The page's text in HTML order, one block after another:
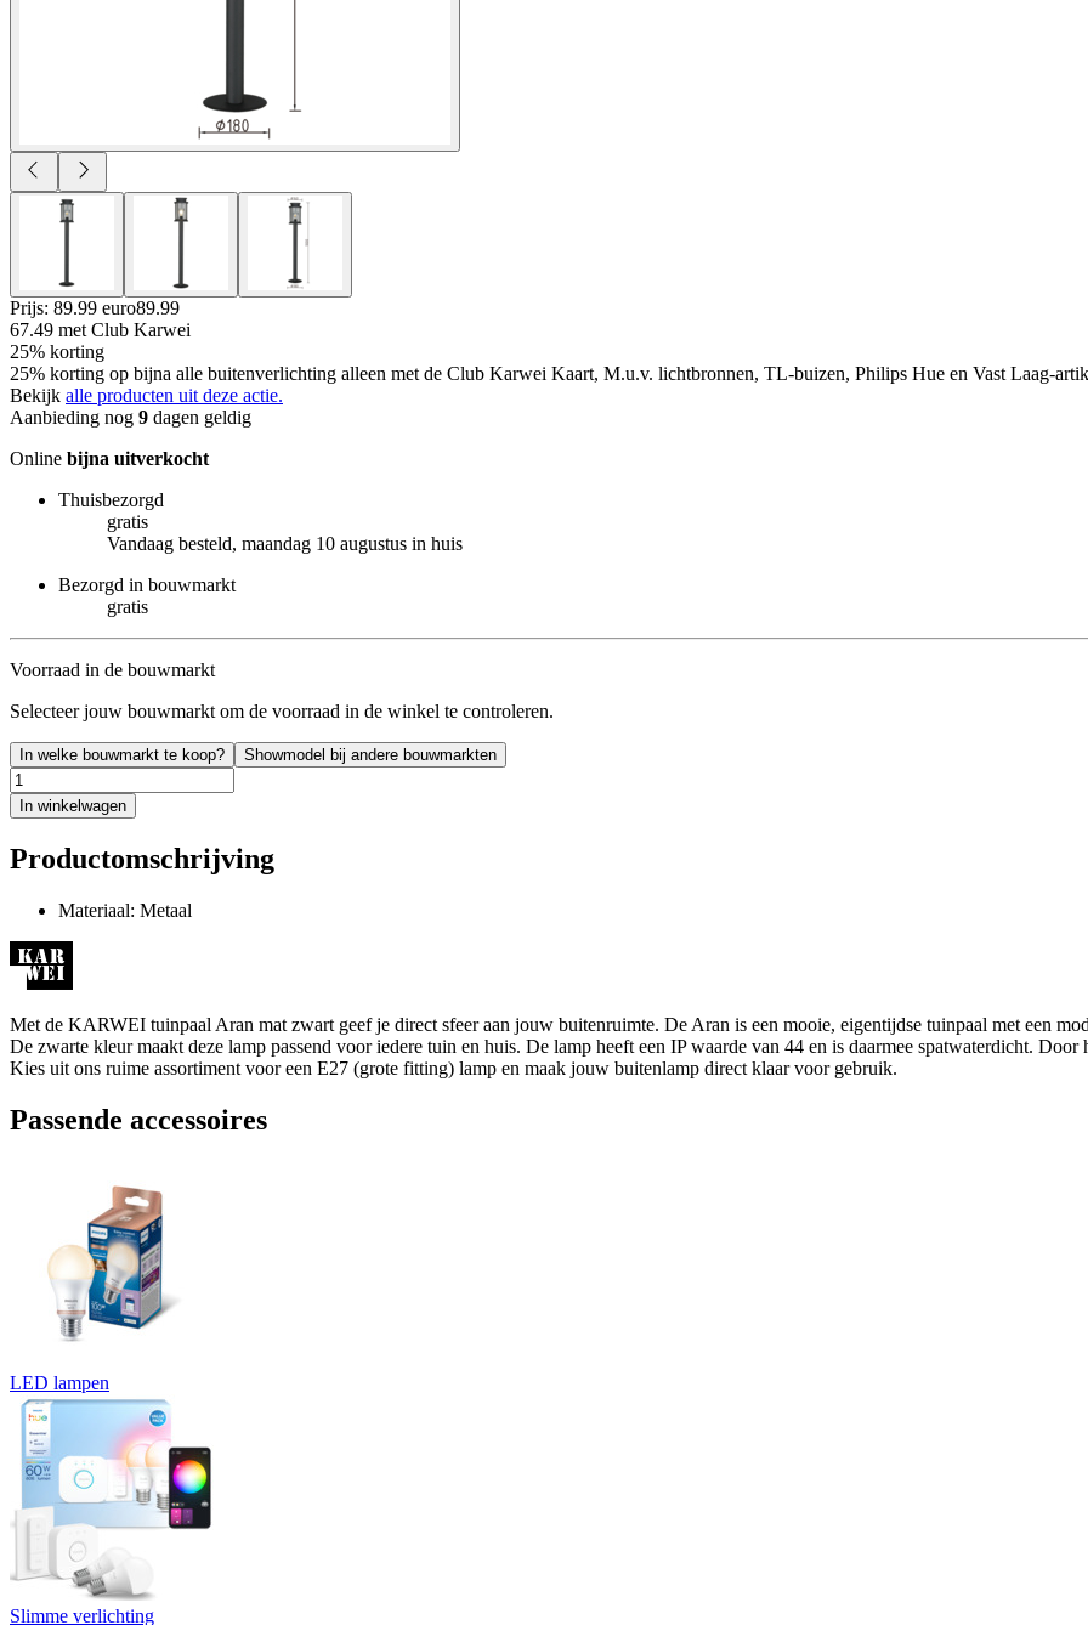
Prijs: 89.99 euro89.99
67.49 met Club Karwei
25% korting
25% korting op bijna alle buitenverlichting alleen met de Club Karwei Kaart, M.u.v. lichtbronnen, TL-buizen, Philips Hue en Vast Laag-
Bekijk alle producten uit deze actie.
Aanbieding nog 9 dagen geldig
Online bijna uitverkocht
Thuisbezorgd
gratis
Vandaag besteld, maandag 10 augustus in huis
Bezorgd in bouwmarkt
gratis
Voorraad in de bouwmarkt
Selecteer jouw bouwmarkt om de voorraad in de winkel te controleren.
In welke bouwmarkt te koop? Showmodel bij andere bouwmarkten
In winkelwagen
Productomschrijving
Materiaal: Metaal
Met de KARWEI tuinpaal Aran mat zwart geef je direct sfeer aan jouw buitenruimte. De Aran is een mooie, eigentijdse tuinpaal met een
De zwarte kleur maakt deze lamp passend voor iedere tuin en huis. De lamp heeft een IP waarde van 44 en is daarmee spatwaterdicht.
Kies uit ons ruime assortiment voor een E27 (grote fitting) lamp en maak jouw buitenlamp direct klaar voor gebruik.
Passende accessoires
LED lampen
Slimme verlichting